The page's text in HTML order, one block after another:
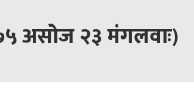
असोज २३ मंगलवाः)